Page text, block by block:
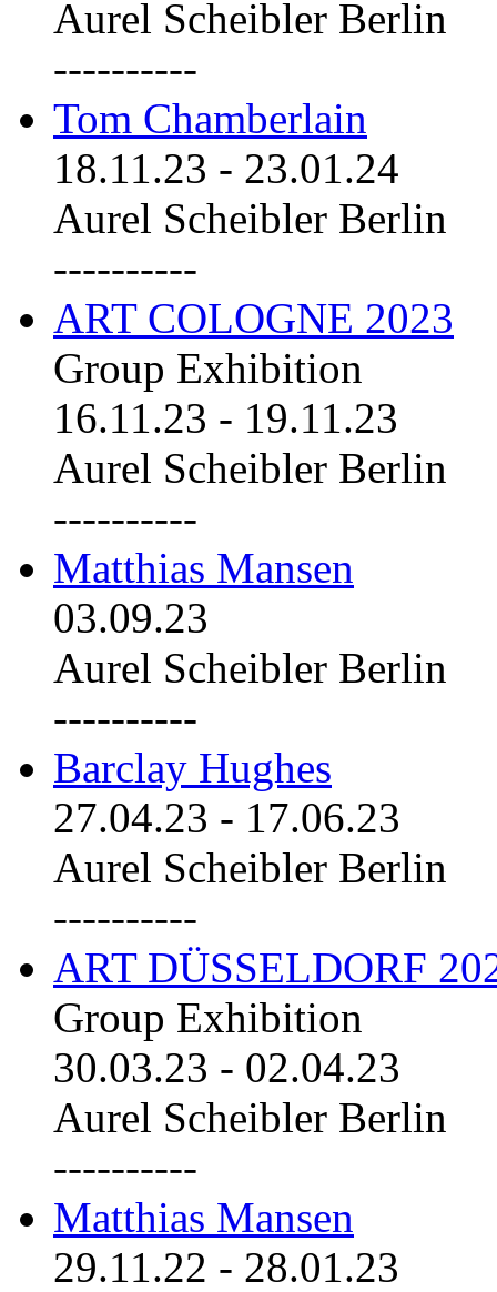
Aurel Scheibler Berlin
----------
Tom Chamberlain
18.11.23 - 23.01.24
Aurel Scheibler Berlin
----------
ART COLOGNE 2023
Group Exhibition
16.11.23 - 19.11.23
Aurel Scheibler Berlin
----------
Matthias Mansen
03.09.23
Aurel Scheibler Berlin
----------
Barclay Hughes
27.04.23 - 17.06.23
Aurel Scheibler Berlin
----------
ART DÜSSELDORF
Group Exhibition
30.03.23 - 02.04.23
Aurel Scheibler Berlin
----------
Matthias Mansen
29.11.22 - 28.01.23